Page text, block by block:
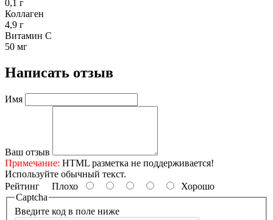
0,1 г
Коллаген
4,9 г
Витамин С
50 мг
Написать отзыв
Имя
Ваш отзыв
Примечание: HTML разметка не поддерживается!
Используйте обычный текст.
Рейтинг Плохо
Хорошо
Captcha
Введите код в поле ниже